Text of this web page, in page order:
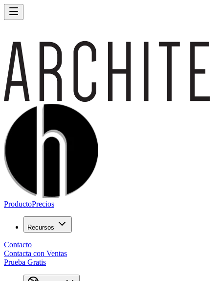
ProductoPrecios
Recursos
Contacto
Contacta con Ventas
Prueba Gratis